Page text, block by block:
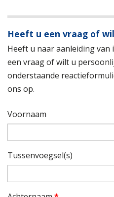
Heeft u een vraag of
Heeft u naar aanleiding
een vraag of wilt u
onderstaande
ons op.
Voornaam
Tussenvoegsel(s)